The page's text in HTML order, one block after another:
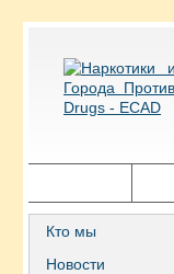
Кто мы
Новости